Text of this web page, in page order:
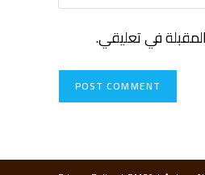
في تعليقي.